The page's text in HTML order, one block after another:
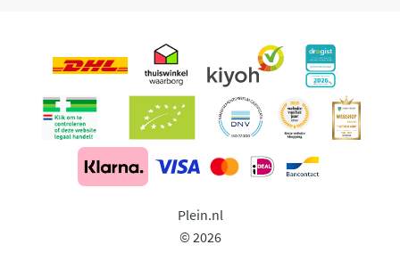
Plein.nl
© 2026